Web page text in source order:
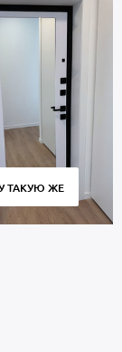
ТАКУЮ ЖЕ